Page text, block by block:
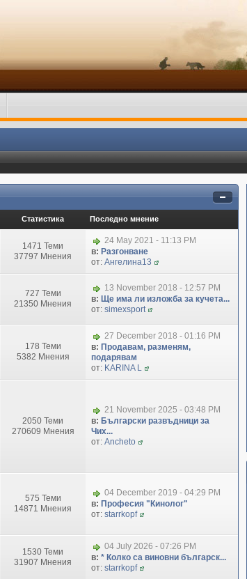
Статистика Последно мнение
1471 Теми
37797 Мнения
24 May 2021 - 11:13 PM
в: Разгонване
от: Ангелина13
727 Теми
21350 Мнения
13 November 2018 - 12:57 PM
в: Ще има ли изложба за кучета...
от: simexsport
178 Теми
5382 Мнения
27 December 2018 - 01:16 PM
в: Продавам, разменям,
подарявам
от: KARINA L
2050 Теми
270609 Мнения
21 November 2025 - 03:48 PM
в: Български развъдници за
Чих...
от: Ancheto
575 Теми
14871 Мнения
04 December 2019 - 04:29 PM
в: Професия "Кинолог"
от: starrkopf
1530 Теми
31907 Мнения
04 July 2026 - 07:26 PM
в: * Колко са виновни българск...
от: starrkopf